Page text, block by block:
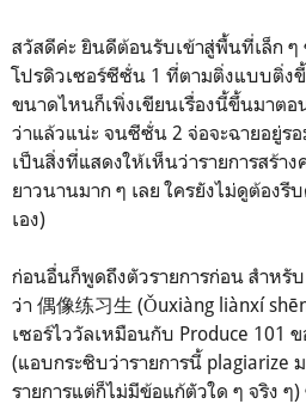
สวัสดีค่ะ ยินดีต้อนรับเข้าสู่พื้นที่เล็ก
โปรดิวเซอร์ซีซั่น 1 ที่ตามติ่งแบบติ่ง
ขนาดไหนก็เพิ่งเขียนเรื่องนี้ขึ้นมาตอ
ว่าแล้วแน่ะ จนซีซั่น 2 จ่อจะฉายอยู่ร
เป็นสิ่งที่แสดงให้เห็นว่ารายการสร้า
ยาวนานมาก ๆ เลย ใครยังไม่ดูต้องรี
เอง)
ก่อนอื่นก็พูดถึงตัวรายการก่อน สำหรั
ว่า 偶像练习生 (Ǒuxiàng liànxí
เซอร์ไววัลเหมือนกับ Produce 101
(แอบกระซิบว่ารายการนี้ plagiarize
รายการแต่ก็ไม่มีข้อแก้ตัวใด ๆ จริง ๆ